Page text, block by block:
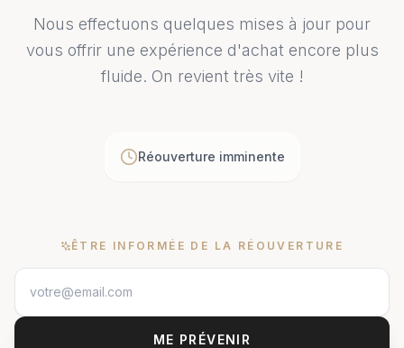
Nous effectuons quelques mises à jour pour
vous offrir une expérience d'achat encore plus
fluide. On revient très vite !
Réouverture imminente
ÊTRE INFORMÉE DE LA RÉOUVERTURE
ME PRÉVENIR